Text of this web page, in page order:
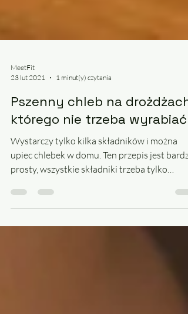
MeetFit
23 lut 2021
1 minut(y) czytania
Pszenny chleb na drożdżach,
którego nie trzeba wyrabiać
Wystarczy tylko kilka składników i można
wymieszać...